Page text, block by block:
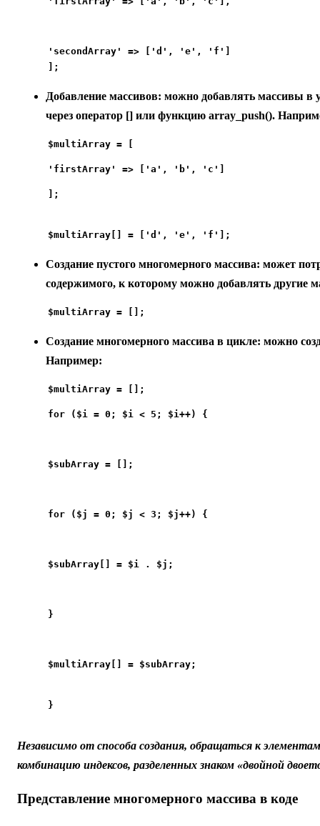
'secondArray' => ['d', 'e', 'f']
];
Добавление массивов: можно добавлять массивы в
через оператор [] или функцию array_push().
];
$multiArray[] = ['d', 'e', 'f'];
Создание пустого многомерного массива: может
содержимого, к которому можно добавлять другие
$multiArray = [];
Создание многомерного массива в цикле: можно
Например:
for ($i = 0; $i < 5; $i++) {
$subArray = [];
for ($j = 0; $j < 3; $j++) {
$subArray[] = $i . $j;
}
$multiArray[] = $subArray;
}
Независимо от способа создания, обращаться к
комбинацию индексов, разделенных знаком «двойной
Представление многомерного массива в коде